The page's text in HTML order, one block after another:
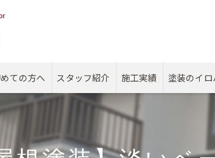
ての方へ スタッフ紹介 施工実績 塗装のイロ